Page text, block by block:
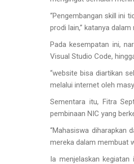
“Pengembangan skill ini
prodi lain,” katanya
Pada kesempatan ini,
Visual Studio Code,
“website bisa diartikan
melalui internet oleh
Sementara itu, Fitra
pembinaan NIC yang
“Mahasiswa diharapkan
mereka dalam membuat
Ia menjelaskan